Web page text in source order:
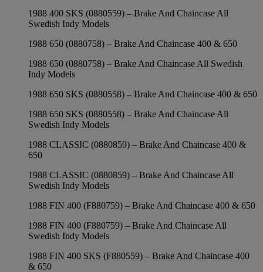
1988 400 SKS (0880559) – Brake And Chaincase All
Swedish Indy Models
1988 650 (0880758) – Brake And Chaincase 400 & 650
1988 650 (0880758) – Brake And Chaincase All Swedish
Indy Models
1988 650 SKS (0880558) – Brake And Chaincase 400 & 650
1988 650 SKS (0880558) – Brake And Chaincase All
Swedish Indy Models
1988 CLASSIC (0880859) – Brake And Chaincase 400 &
650
1988 CLASSIC (0880859) – Brake And Chaincase All
Swedish Indy Models
1988 FIN 400 (F880759) – Brake And Chaincase 400 & 650
1988 FIN 400 (F880759) – Brake And Chaincase All
Swedish Indy Models
1988 FIN 400 SKS (F880559) – Brake And Chaincase 400
& 650